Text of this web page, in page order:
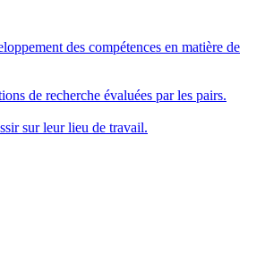
des compétences en matière de
de recherche évaluées par les pairs.
sur leur lieu de travail.